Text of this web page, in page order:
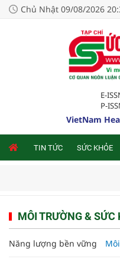
Chủ Nhật 09/08/2026
E-
P-
VietNam
TIN TỨC SỨC KHỎE
MÔI TRƯỜNG & SỨC
Năng lượng bền vững